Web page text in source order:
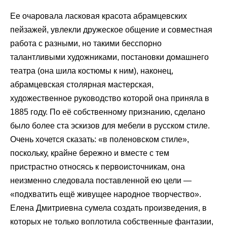
Ее очаровала ласковая красота абрамцевских
пейзажей, увлекли дружеское общение и совместная
работа с разными, но такими бесспорно
талантливыми художниками, постановки домашнего
театра (она шила костюмы к ним), наконец,
абрамцевская столярная мастерская,
художественное руководство которой она приняла в
1885 году. По её собственному признанию, сделано
было более ста эскизов для мебели в русском стиле.
Очень хочется сказать: «в поленовском стиле»,
поскольку, крайне бережно и вместе с тем
пристрастно относясь к первоисточникам, она
неизменно следовала поставленной ею цели —
«подхватить ещё живущее народное творчество».
Елена Дмитриевна сумела создать произведения, в
которых не только воплотила собственные фантазии,